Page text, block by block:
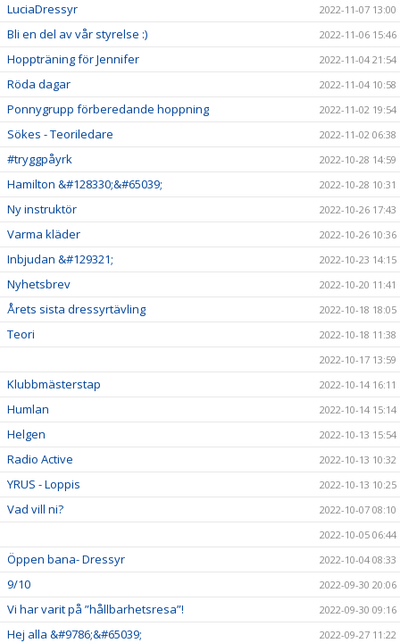
LuciaDressyr 2022-11-07 13:00
Bli en del av vår styrelse :) 2022-11-06 15:46
Hoppträning för Jennifer 2022-11-04 21:54
Röda dagar 2022-11-04 10:58
Ponnygrupp förberedande hoppning 2022-11-02 19:54
Sökes - Teoriledare 2022-11-02 06:38
#tryggpåyrk 2022-10-28 14:59
Hamilton &#128330;&#65039; 2022-10-28 10:31
Ny instruktör 2022-10-26 17:43
Varma kläder 2022-10-26 10:36
Inbjudan &#129321; 2022-10-23 14:15
Nyhetsbrev 2022-10-20 11:41
Årets sista dressyrtävling 2022-10-18 18:05
Teori
2022-10-18 11:38
2022-10-17 13:59
Klubbmästerstap 2022-10-14 16:11
Humlan 2022-10-14 15:14
Helgen 2022-10-13 15:54
Radio Active 2022-10-13 10:32
YRUS - Loppis 2022-10-13 10:25
Vad vill ni?
2022-10-07 08:10
2022-10-05 06:44
Öppen bana- Dressyr 2022-10-04 08:33
9/10 2022-09-30 20:06
Vi har varit på ”hållbarhetsresa”! 2022-09-30 09:16
Hej alla &#9786;&#65039; 2022-09-27 11:22